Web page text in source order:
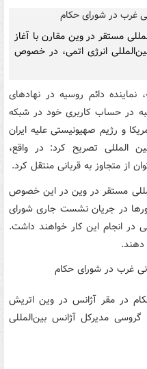
مستقر در وین مقارن با آغاز
انرژی اتمی، در خصوص
نماینده دائم روسیه در نهادهای
در حساب کاربری خود در شبکه
و رژیم صهیونیستی علیه ایران
المللی تصریح کرد: در واقع،
از متجاوز به قربانی منتقل کرد.
مستقر در وین در این خصوص
در جریان نشست جاری شورای
در انجام این کار خواهند داشت.
دهند.
در مقر آژانس در وین اتریش
گروسی مدیرکل آژانس بین‌المللی